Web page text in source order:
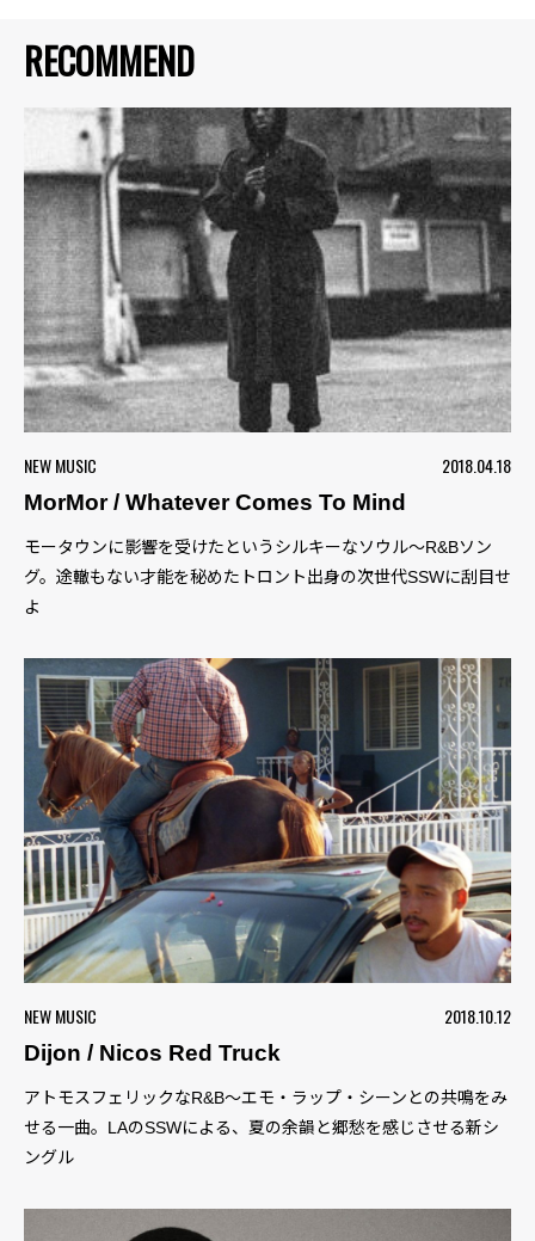
RECOMMEND
NEW MUSIC
2018.04.18
MorMor / Whatever Comes To Mind
モータウンに影響を受けたというシルキーなソウル〜R&Bソン
グ。途轍もない才能を秘めたトロント出身の次世代SSWに刮目せ
よ
NEW MUSIC
2018.10.12
Dijon / Nicos Red Truck
アトモスフェリックなR&B〜エモ・ラップ・シーンとの共鳴をみ
せる一曲。LAのSSWによる、夏の余韻と郷愁を感じさせる新シ
ングル